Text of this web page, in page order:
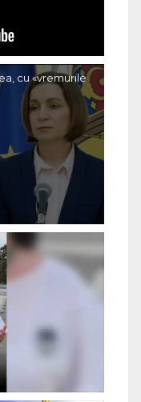
cu «vremurile